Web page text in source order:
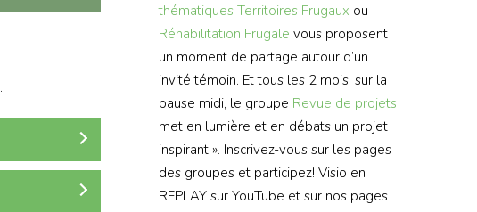
.
thématiques Territoires Frugaux ou
Réhabilitation Frugale vous proposent
un moment de partage autour d’un
invité témoin. Et tous les 2 mois, sur la
pause midi, le groupe Revue de projets
met en lumière et en débats un projet
inspirant ». Inscrivez-vous sur les pages
des groupes et participez! Visio en
REPLAY sur YouTube et sur nos pages